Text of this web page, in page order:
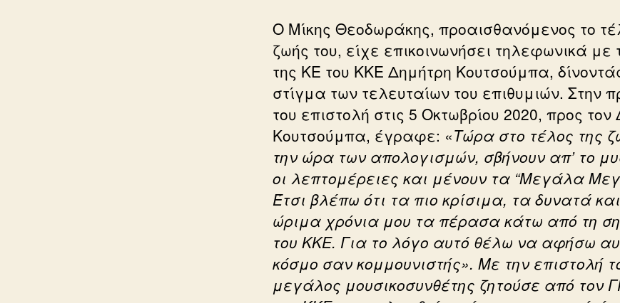
Ο Μίκης Θεοδωράκης, προαισθανόμενος το
ζωής του, είχε επικοινωνήσει τηλεφωνικά με
της ΚΕ του ΚΚΕ Δημήτρη Κουτσούμπα,
στίγμα των τελευταίων του επιθυμιών. Στην
του επιστολή στις 5 Οκτωβρίου 2020, προς τον
Κουτσούμπα, έγραφε: «Τώρα στο τέλος της
την ώρα των απολογισμών, σβήνουν απ’ το
οι λεπτομέρειες και μένουν τα “Μεγάλα
Έτσι βλέπω ότι τα πιο κρίσιμα, τα δυνατά
ώριμα χρόνια μου τα πέρασα κάτω από τη
του ΚΚΕ. Για το λόγο αυτό θέλω να αφήσω
κόσμο σαν κομμουνιστής». Με την επιστολή
μεγάλος μουσικοσυνθέτης ζητούσε από τον